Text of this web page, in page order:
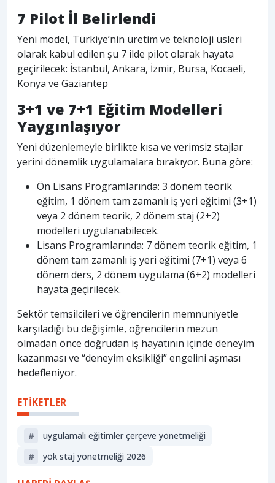
7 Pilot İl Belirlendi
Yeni model, Türkiye’nin üretim ve teknoloji üsleri
olarak kabul edilen şu 7 ilde pilot olarak hayata
geçirilecek: İstanbul, Ankara, İzmir, Bursa, Kocaeli,
Konya ve Gaziantep
3+1 ve 7+1 Eğitim Modelleri
Yaygınlaşıyor
Yeni düzenlemeyle birlikte kısa ve verimsiz stajlar
yerini dönemlik uygulamalara bırakıyor. Buna göre:
Ön Lisans Programlarında: 3 dönem teorik
eğitim, 1 dönem tam zamanlı iş yeri eğitimi (3+1)
veya 2 dönem teorik, 2 dönem staj (2+2)
modelleri uygulanabilecek.
Lisans Programlarında: 7 dönem teorik eğitim, 1
dönem tam zamanlı iş yeri eğitimi (7+1) veya 6
dönem ders, 2 dönem uygulama (6+2) modelleri
hayata geçirilecek.
Sektör temsilcileri ve öğrencilerin memnuniyetle
karşıladığı bu değişimle, öğrencilerin mezun
olmadan önce doğrudan iş hayatının içinde deneyim
kazanması ve “deneyim eksikliği” engelini aşması
hedefleniyor.
ETİKETLER
#
uygulamalı eğitimler çerçeve yönetmeliği
#
yök staj yönetmeliği 2026